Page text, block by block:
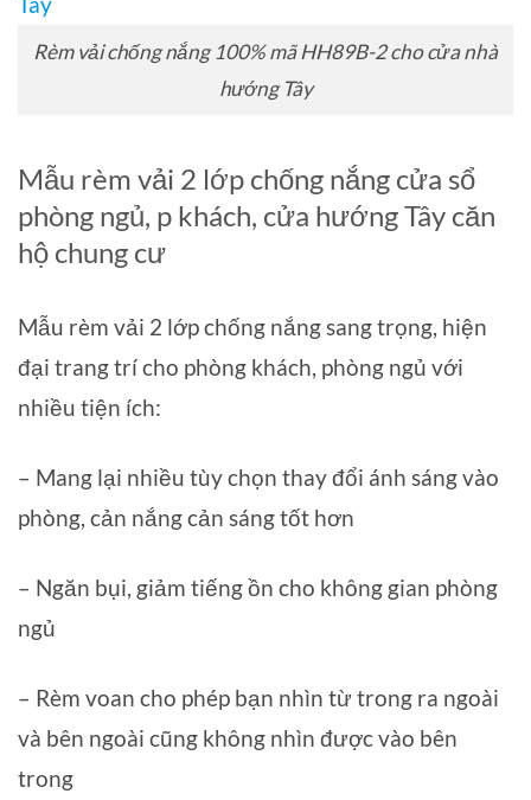
Rèm vải chống nắng 100% mã HH89B-2 cho cửa nhà
hướng Tây
Mẫu rèm vải 2 lớp chống nắng cửa sổ
phòng ngủ, p khách, cửa hướng Tây căn
hộ chung cư
Mẫu rèm vải 2 lớp chống nắng sang trọng, hiện
đại trang trí cho phòng khách, phòng ngủ với
nhiều tiện ích:
– Mang lại nhiều tùy chọn thay đổi ánh sáng vào
phòng, cản nắng cản sáng tốt hơn
– Ngăn bụi, giảm tiếng ồn cho không gian phòng
ngủ
– Rèm voan cho phép bạn nhìn từ trong ra ngoài
và bên ngoài cũng không nhìn được vào bên
trong